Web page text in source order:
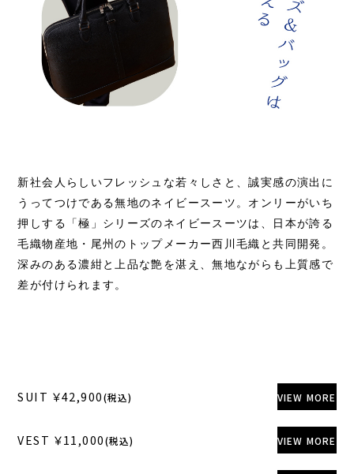
新社会人らしいフレッシュな若々しさと、誠実感の演出に
うってつけである無地のネイビースーツ。オンリーがいち
押しする「極」シリーズのネイビースーツは、日本が誇る
毛織物産地・尾州のトップメーカー西川毛織と共同開発。
深みのある濃紺と上品な艶を湛え、無地ながらも上質感で
差が付けられます。
SUIT ￥42,900(税込) VIEW MORE
VEST ￥11,000(税込) VIEW MORE